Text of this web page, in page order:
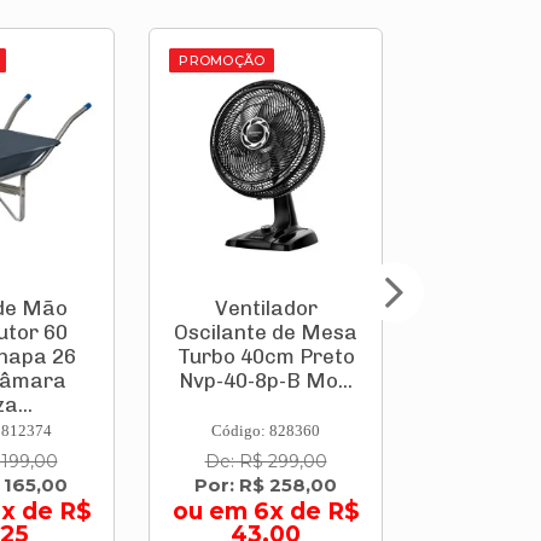
PROMOÇÃO
Ventilador
Oscilante de Mesa
Turbo 40cm Preto
Nvp-40-8p-B Mo...
Código: 828360
De: R$ 299,00
Por: R$ 258,00
ou em 6x de R$